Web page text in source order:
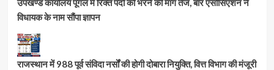
उपखण्ड कार्यालय पूगल में रिक्त पदों को भरने की मांग तेज, बार एसोसिएशन ने
विधायक के नाम सौंपा ज्ञापन
राजस्थान में 988 पूर्व संविदा नर्सों की होगी दोबारा नियुक्ति, वित्त विभाग की मंजूरी